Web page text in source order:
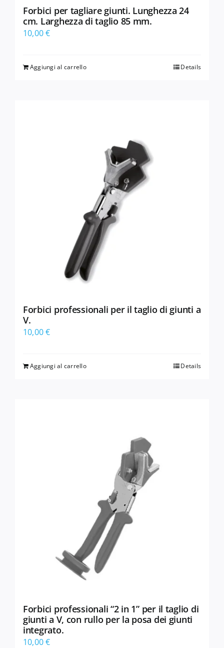
Forbici per tagliare giunti. Lunghezza 24
cm. Larghezza di taglio 85 mm.
10,00€
Aggiungi al carrello Details
Forbici professionali per il taglio di giunti a
V.
10,00€
Aggiungi al carrello Details
Forbici professionali “2 in 1” per il taglio di
giunti a V, con rullo per la posa dei giunti
integrato.
10,00€